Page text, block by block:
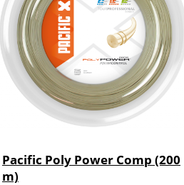
Pacific Poly Power Comp (200
m)